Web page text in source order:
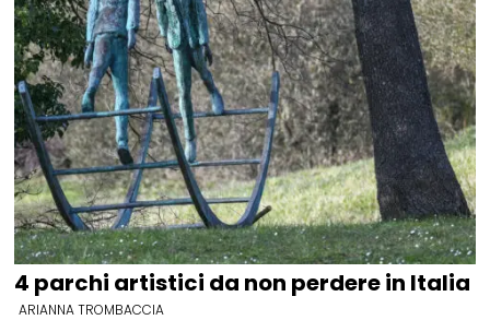
4 parchi artistici da non perdere in Italia
ARIANNA TROMBACCIA